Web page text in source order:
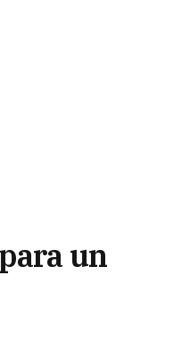
un